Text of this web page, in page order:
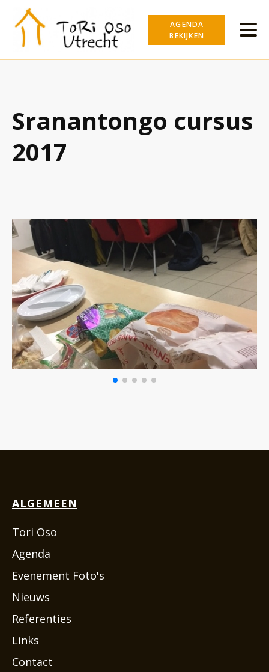
AGENDA
BEKIJKEN
Sranantongo cursus
2017
ALGEMEEN
Tori Oso
Agenda
Evenement Foto's
Nieuws
Referenties
Links
Contact